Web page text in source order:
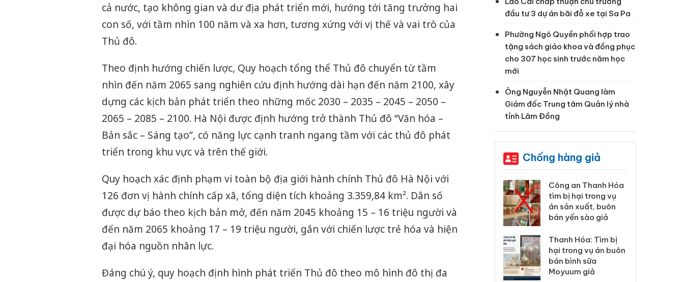
cả nước, tạo không gian và dư địa phát triển mới, hướng tới tăng trưởng hai
con số, với tầm nhìn 100 năm và xa hơn, tương xứng với vị thế và vai trò của
Thủ đô.
Theo định hướng chiến lược, Quy hoạch tổng thể Thủ đô chuyển từ tầm
nhìn đến năm 2065 sang nghiên cứu định hướng dài hạn đến năm 2100, xây
dựng các kịch bản phát triển theo những mốc 2030 – 2035 – 2045 – 2050 –
2065 – 2085 – 2100. Hà Nội được định hướng trở thành Thủ đô “Văn hóa –
Bản sắc – Sáng tạo”, có năng lực cạnh tranh ngang tầm với các thủ đô phát
triển trong khu vực và trên thế giới.
Quy hoạch xác định phạm vi toàn bộ địa giới hành chính Thủ đô Hà Nội với
126 đơn vị hành chính cấp xã, tổng diện tích khoảng 3.359,84 km². Dân số
được dự báo theo kịch bản mở, đến năm 2045 khoảng 15 – 16 triệu người và
đến năm 2065 khoảng 17 – 19 triệu người, gắn với chiến lược trẻ hóa và hiện
đại hóa nguồn nhân lực.
Đáng chú ý, quy hoạch định hình phát triển Thủ đô theo mô hình đô thị đa
đầu tư 3 dự án bãi đỗ xe tại Sa Pa
Phường Ngô Quyền phối hợp trao
tặng sách giáo khoa và đồng phục
cho 307 học sinh trước năm học
mới
Ông Nguyễn Nhật Quang làm
Giám đốc Trung tâm Quản lý nhà
tỉnh Lâm Đồng
Chống hàng giả
Công an Thanh Hóa
tìm bị hại trong vụ
án sản xuất, buôn
bán yến sào giả
Thanh Hóa: Tìm bị
hại trong vụ án buôn
Moyuum giả
Lào Cai xử lý 83 vụ vi
phạm thương mại
trong tháng 7
Hưng Yên: Xử lý 6 hộ
Adidas, Nike
Công an Thanh Hóa
tìm bị hại trong vụ
án sản xuất, buôn
bán yến sào giả
hại trong vụ án buôn
Moyuum giả
Lào Cai xử lý 83 vụ vi
phạm thương mại
trong tháng 7
Hưng Yên: Xử lý 6 hộ
kinh doanh bán hàng
giả mạo nhãn hiệu
Adidas, Nike